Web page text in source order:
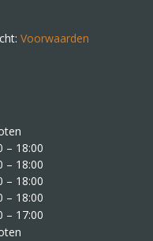
Voorwaarden
– 18:00
– 18:00
– 18:00
– 18:00
– 17:00